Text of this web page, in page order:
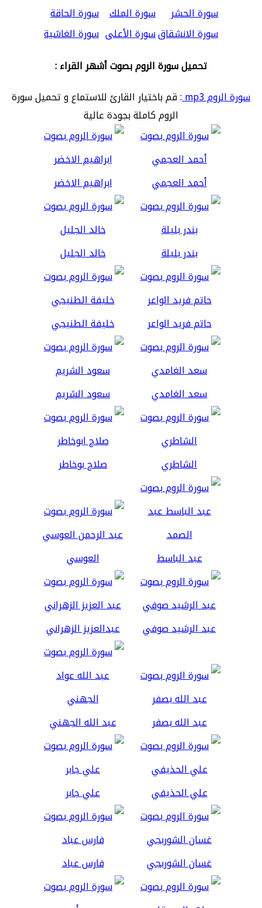
سورة الحشر
سورة الملك سورة الحاقة
سورة الانشقاقسورة الأعلى سورة الغاشية
تحميل سورة الروم بصوت أشهر القراء :
سورة الروم mp3
: قم باختيار القارئ للاستماع و تحميل سورة
الروم كاملة بجودة عالية
أحمد العجمي ابراهيم الاخضر
بندر بليلة خالد الجليل
حاتم فريد الواعر خليفة الطنيجي
سعد الغامدي سعود الشريم
الشاطري صلاح بوخاطر
عبد الباسط العوسي
عبد الرشيد صوفي عبدالعزيز الزهراني
عبد الله بصفر عبد الله الجهني
علي الحذيفي علي جابر
غسان الشوربجي فارس عباد